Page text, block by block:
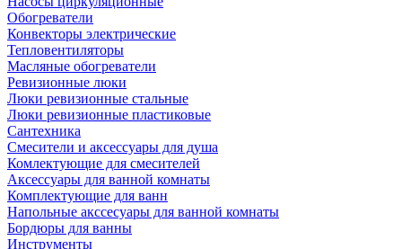
Обогреватели
Конвекторы электрические
Тепловентиляторы
Масляные обогреватели
Ревизионные люки
Люки ревизионные стальные
Люки ревизионные пластиковые
Сантехника
Смесители и аксессуары для душа
Комлектующие для смесителей
Аксессуары для ванной комнаты
Комплектующие для ванн
Напольные акссесуары для ванной комнаты
Бордюры для ванны
Инструменты